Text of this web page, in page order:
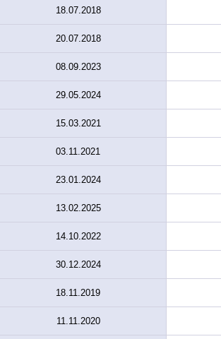
18.07.2018
20.07.2018
08.09.2023
29.05.2024
15.03.2021
03.11.2021
23.01.2024
13.02.2025
14.10.2022
30.12.2024
18.11.2019
11.11.2020